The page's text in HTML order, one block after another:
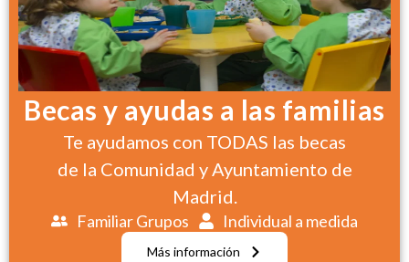
Becas y ayudas a las familias
Te ayudamos con TODAS las becas
de la Comunidad y Ayuntamiento de
Madrid.
Familiar Grupos Individual a medida
Más información